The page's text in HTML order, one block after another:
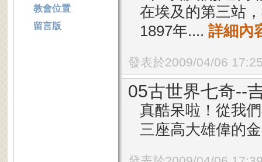
在埃及的第三站
1897年.... 詳細內
發表於2009/04/06
05古世界七奇--
真酷呆啦！從我
三座高大雄偉的
教會位置
留言版